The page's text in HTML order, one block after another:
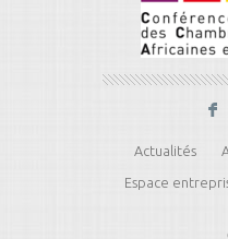
F
Actualités
Espace